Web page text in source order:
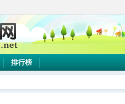
排行榜